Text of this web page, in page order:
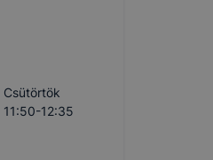
Csütörtök
11:50-12:35